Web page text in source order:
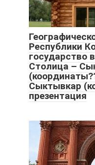
Республики
государство
Столица –
Сыктывкар
презентация